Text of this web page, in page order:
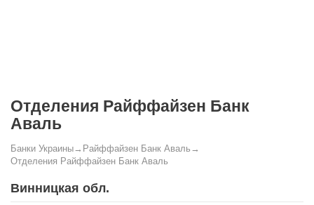
Отделения Райффайзен Банк
Аваль
Банки Украины→ Райффайзен Банк Аваль →
Отделения Райффайзен Банк Аваль
Винницкая обл.